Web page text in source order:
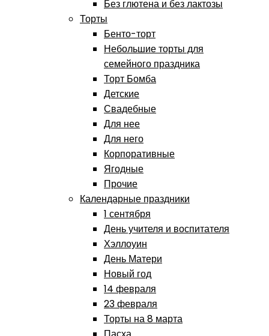
Без глютена и без лактозы
Торты
Бенто-торт
Небольшие торты для
семейного праздника
Торт Бомба
Детские
Свадебные
Для нее
Для него
Корпоративные
Ягодные
Прочие
Календарные праздники
1 сентября
День учителя и воспитателя
Хэллоуин
День Матери
Новый год
14 февраля
23 февраля
Торты на 8 марта